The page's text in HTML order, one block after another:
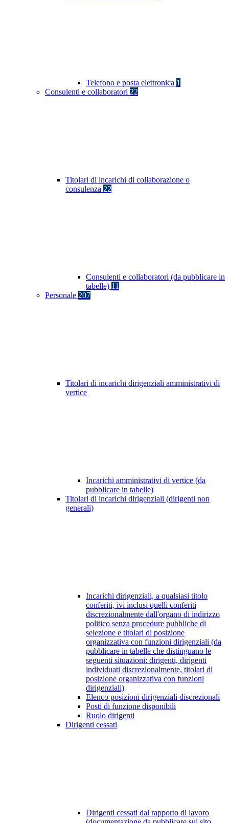
Telefono e posta elettronica 1
Consulenti e collaboratori 22
Titolari di incarichi di collaborazione o
consulenza 22
Consulenti e collaboratori (da pubblicare in
tabelle) 11
Personale 207
Titolari di incarichi dirigenziali amministrativi di
vertice
Incarichi amministrativi di vertice (da
pubblicare in tabelle)
Titolari di incarichi dirigenziali (dirigenti non
generali)
Incarichi dirigenziali, a qualsiasi titolo
conferiti, ivi inclusi quelli conferiti
discrezionalmente dall'organo di indirizzo
politico senza procedure pubbliche di
selezione e titolari di posizione
organizzativa con funzioni dirigenziali (da
pubblicare in tabelle che distinguano le
seguenti situazioni: dirigenti, dirigenti
individuati discrezionalmente, titolari di
posizione organizzativa con funzioni
dirigenziali)
Elenco posizioni dirigenziali discrezionali
Posti di funzione disponibili
Ruolo dirigenti
Dirigenti cessati
Dirigenti cessati dal rapporto di lavoro